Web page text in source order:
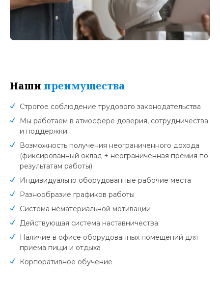
Наши преимущества
Строгое соблюдение трудового законодательства
Мы работаем в атмосфере доверия, сотрудничества
и поддержки
Возможность получения неограниченного дохода
(фиксированный оклад + неограниченная премия по
результатам работы)
Индивидуально оборудованные рабочие места
Разнообразие графиков работы
Система нематериальной мотивации
Действующая система наставничества
Наличие в офисе оборудованных помещений для
приема пищи и отдыха
Корпоративное обучение